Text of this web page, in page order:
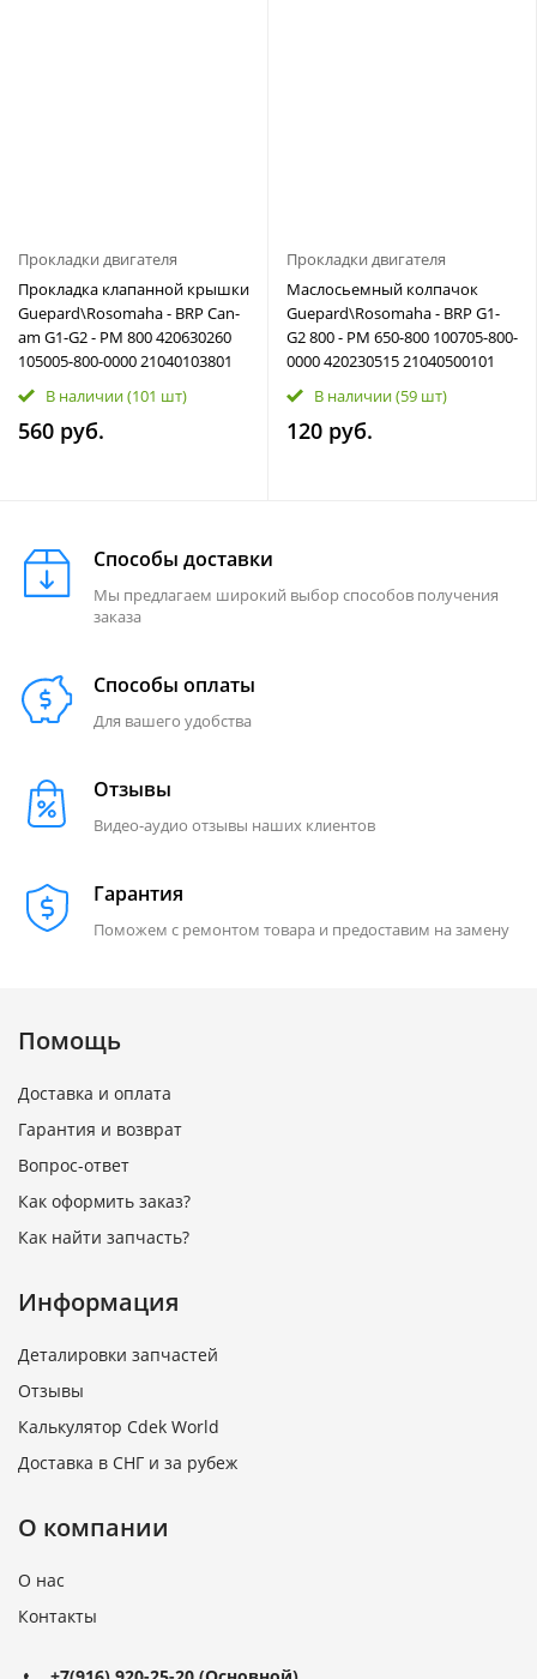
Прокладки двигателя
Прокладка клапанной крышки
Guepard\Rosomaha - BRP Can-
am G1-G2 - РМ 800 420630260
105005-800-0000 21040103801
В наличии(101 шт)
560 руб.
Прокладки двигателя
Маслосьемный колпачок
Guepard\Rosomaha - BRP G1-
G2 800 - РМ 650-800 100705-800-
0000 420230515 21040500101
В наличии(59 шт)
120 руб.
Способы доставки
Мы предлагаем широкий выбор способов получения
заказа
Способы оплаты
Для вашего удобства
Отзывы
Видео-аудио отзывы наших клиентов
Гарантия
Поможем с ремонтом товара и предоставим на замену
Помощь
Доставка и оплата
Гарантия и возврат
Вопрос-ответ
Как оформить заказ?
Как найти запчасть?
Информация
Деталировки запчастей
Отзывы
Калькулятор Cdek World
Доставка в СНГ и за рубеж
О компании
О нас
Контакты